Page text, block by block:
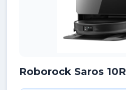
Roborock Saros 10R